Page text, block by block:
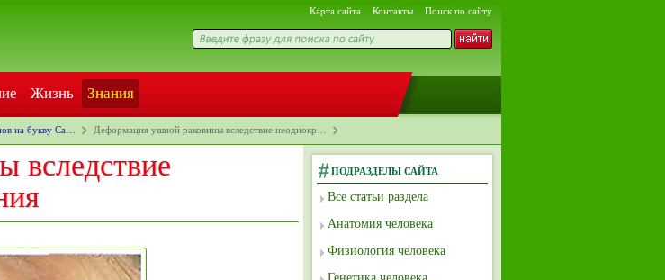
Карта сайта Контакты Поиск по сайту
Жизнь Знания
на букву Ca… Деформация ушной раковины вследствие неоднокр…
вследствие
ПОДРАЗДЕЛЫ САЙТА
Все статьи раздела
Анатомия человека
Физиология человека